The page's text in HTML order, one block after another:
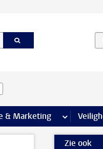
& Marketing meer
Zie ook